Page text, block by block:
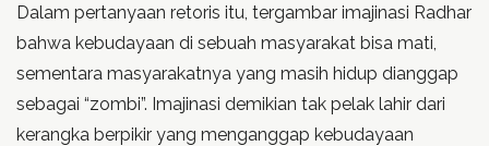
Dalam pertanyaan retoris itu, tergambar imajinasi Radhar
bahwa kebudayaan di sebuah masyarakat bisa mati,
sementara masyarakatnya yang masih hidup dianggap
sebagai “zombi”. Imajinasi demikian tak pelak lahir dari
kerangka berpikir yang menganggap kebudayaan